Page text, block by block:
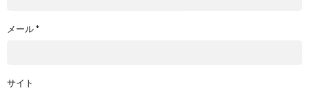
メール*
サイト